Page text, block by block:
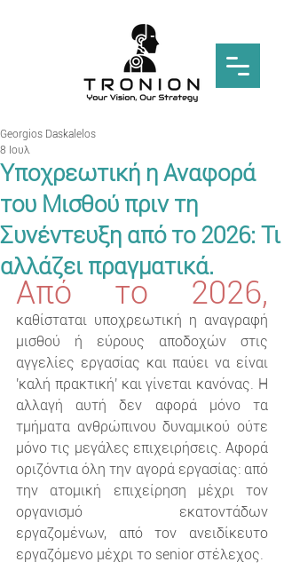
Υποχρεωτική η Αναφορά
του Μισθού πριν τη
Συνέντευξη από το 2026: Τι
αλλάζει πραγματικά.
Georgios Daskalelos
8 Ιουλ
Από το 2026,
καθίσταται υποχρεωτική η αναγραφή
μισθού ή εύρους αποδοχών στις
αγγελίες εργασίας και παύει να είναι
'καλή πρακτική' και γίνεται κανόνας. Η
αλλαγή αυτή δεν αφορά μόνο τα
τμήματα ανθρώπινου δυναμικού ούτε
μόνο τις μεγάλες επιχειρήσεις. Αφορά
οριζόντια όλη την αγορά εργασίας: από
την ατομική επιχείρηση μέχρι τον
οργανισμό εκατοντάδων
εργαζομένων, από τον ανειδίκευτο
εργαζόμενο μέχρι το senior στέλεχος.